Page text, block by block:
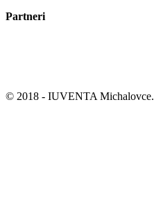
Partneri
© 2018 - IUVENTA Michalovce.